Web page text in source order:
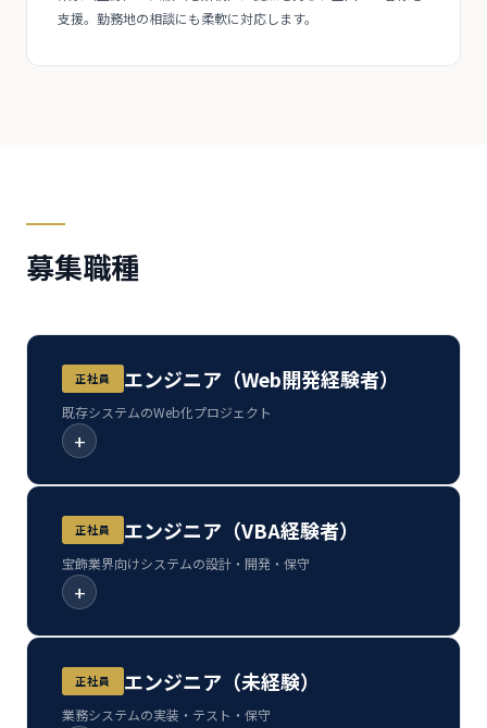
支援。勤務地の相談にも柔軟に対応します。
募集職種
正社員 エンジニア（Web開発経験者）
既存システムのWeb化プロジェクト
+
正社員 エンジニア（VBA経験者）
宝飾業界向けシステムの設計・開発・保守
+
正社員 エンジニア（未経験）
業務システムの実装・テスト・保守